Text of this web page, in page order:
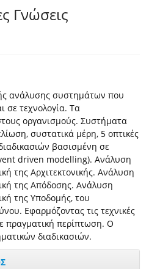
Γνώσεις
ανάλυσης συστημάτων που
σε τεχνολογία. Τα
οργανισμούς. Συστήματα
συστατικά μέρη, 5 οπτικές
βασισμένη σε
driven modelling). Ανάλυση
της Αρχιτεκτονικής. Ανάλυση
της Απόδοσης. Ανάλυση
της Υποδομής, του
Εφαρμόζοντας τις τεχνικές
πραγματική περίπτωση. Ο
διαδικασιών.